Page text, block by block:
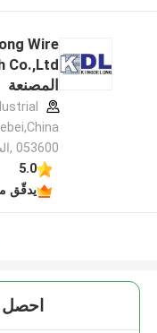
Wire
المصنعة
053600 ,الصين
5.0
يدقّق